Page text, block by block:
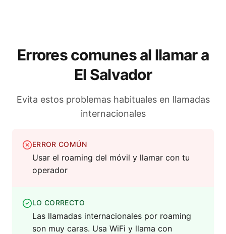
Errores comunes al llamar a
El Salvador
Evita estos problemas habituales en llamadas
internacionales
ERROR COMÚN
Usar el roaming del móvil y llamar con tu
operador
LO CORRECTO
Las llamadas internacionales por roaming
son muy caras. Usa WiFi y llama con